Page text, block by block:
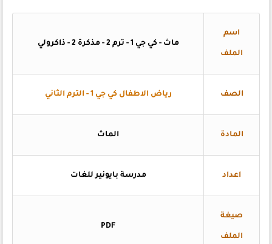
اسم
الملف
ماث - كي جي 1 - ترم 2 - مذكرة 2 - ذاكرولي
الصف رياض الاطفال كي جي 1 - الترم الثاني
المادة الماث
اعداد مدرسة بايونير للغات
صيغة
الملف
PDF